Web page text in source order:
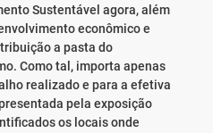
Sustentável agora, além
econômico e
a pasta do
Como tal, importa apenas
realizado e para a efetiva
pela exposição
os locais onde